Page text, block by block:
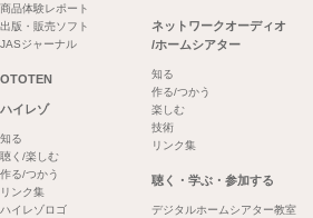
商品体験レポート
出版・販売ソフト
JASジャーナル
OTOTEN
ハイレゾ
知る
聴く/楽しむ
作る/つかう
リンク集
ハイレゾロゴ
ネットワークオーディオ
/ホームシアター
知る
作る/つかう
楽しむ
技術
リンク集
聴く・学ぶ・参加する
デジタルホームシアター教室